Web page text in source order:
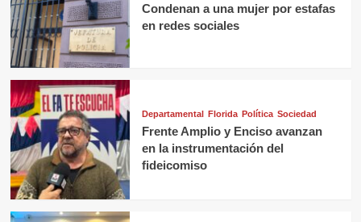
Condenan a una mujer por estafas
en redes sociales
Departamental Florida Política Sociedad
Frente Amplio y Enciso avanzan
en la instrumentación del
fideicomiso